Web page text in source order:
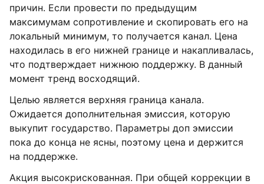
причин. Если провести по предыдущим
максимумам сопротивление и скопировать его на
локальный минимум, то получается канал. Цена
находилась в его нижней границе и накапливалась,
что подтверждает нижнюю поддержку. В данный
момент тренд восходящий.
Целью является верхняя граница канала.
Ожидается дополнительная эмиссия, которую
выкупит государство. Параметры доп эмиссии
пока до конца не ясны, поэтому цена и держится
на поддержке.
Акция высокрискованная. При общей коррекции в